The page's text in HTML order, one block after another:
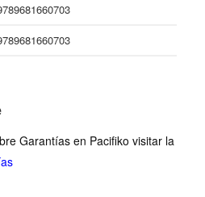
Garantías en Pacifiko visitar la